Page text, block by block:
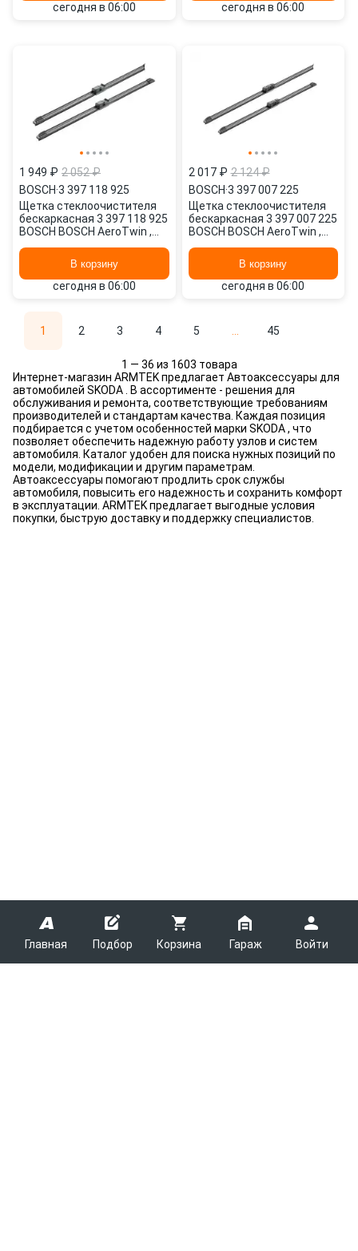
Главная Подбор Корзина Гараж Войти
сегодня в 06:00 сегодня в 06:00
1 949 ₽ 2 052 ₽
BOSCH·3 397 118 925
Щетка стеклоочистителя
бескаркасная 3 397 118 925
BOSCH BOSCH AeroTwin ,
2 шт.
В корзину
сегодня в 06:00
2 017 ₽ 2 124 ₽
BOSCH·3 397 007 225
Щетка стеклоочистителя
бескаркасная 3 397 007 225
BOSCH BOSCH AeroTwin ,
2 шт.
В корзину
сегодня в 06:00
1 2 3 4 5 45
1 — 36 из 1603 товара
Интернет-магазин ARMTEK предлагает Автоаксессуары для
автомобилей SKODA . В ассортименте - решения для
обслуживания и ремонта, соответствующие требованиям
производителей и стандартам качества. Каждая позиция
подбирается с учетом особенностей марки SKODA , что
позволяет обеспечить надежную работу узлов и систем
автомобиля. Каталог удобен для поиска нужных позиций по
модели, модификации и другим параметрам.
Автоаксессуары помогают продлить срок службы
автомобиля, повысить его надежность и сохранить комфорт
в эксплуатации. ARMTEK предлагает выгодные условия
покупки, быструю доставку и поддержку специалистов.